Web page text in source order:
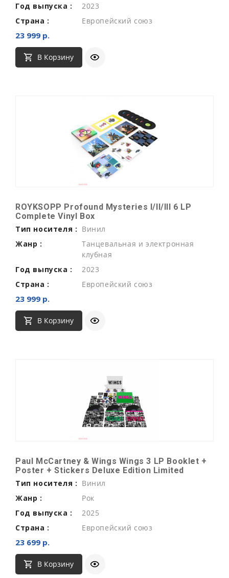
Год выпуска :
2023
Страна :
Европейский союз
23 999 р.
В Корзину
ROYKSOPP Profound Mysteries I/II/III 6 LP
Complete Vinyl Box
Тип носителя : Винил
Жанр :
Танцевальная и электронная
клубная
Год выпуска :
2023
Страна :
Европейский союз
23 999 р.
В Корзину
Paul McCartney & Wings Wings 3 LP Booklet +
Poster + Stickers Deluxe Edition Limited
Тип носителя : Винил
Жанр :
Рок
Год выпуска :
2025
Страна :
Европейский союз
23 699 р.
В Корзину